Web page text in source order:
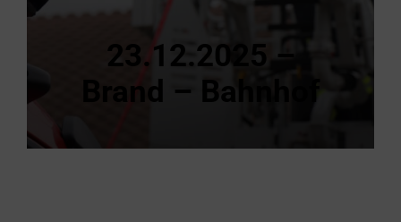
23.12.2025 –
Brand – Bahnhof